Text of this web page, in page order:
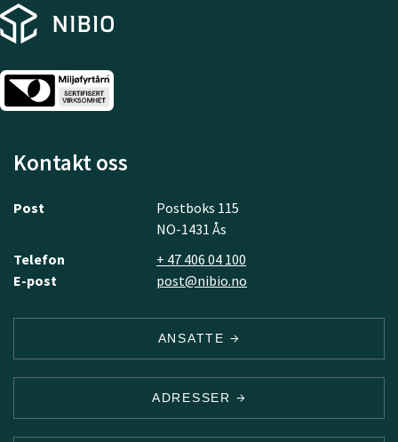
Kontakt oss
Post
Postboks 115
NO-1431 Ås
Telefon
+ 47 406 04 100
E-post
post@nibio.no
ANSATTE
ADRESSER